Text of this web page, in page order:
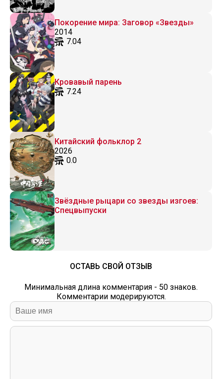
Покорение мира: Заговор «Звезды»
2014
7.04
Кровавый парень
7.24
Китайский фольклор 2
2026
0.0
Звёздные рыцари со звезды изгоев:
Спецвыпуски
ОСТАВЬ СВОЙ ОТЗЫВ
Минимальная длина комментария - 50 знаков.
Комментарии модерируются.